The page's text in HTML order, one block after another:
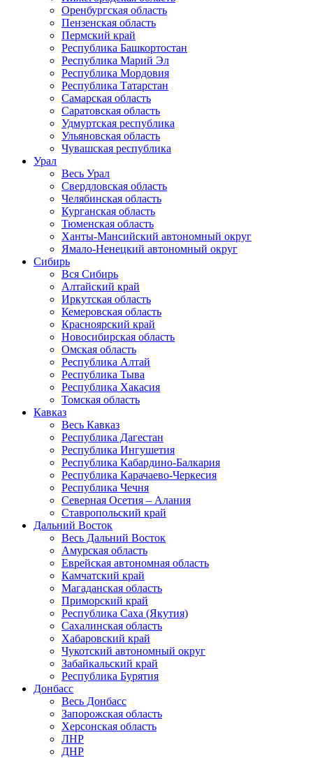
Оренбургская область
Пензенская область
Пермский край
Республика Башкортостан
Республика Марий Эл
Республика Мордовия
Республика Татарстан
Самарская область
Саратовская область
Удмуртская республика
Ульяновская область
Чувашская республика
Урал
Весь Урал
Свердловская область
Челябинская область
Курганская область
Тюменская область
Ханты-Мансийский автономный округ
Ямало-Ненецкий автономный округ
Сибирь
Вся Сибирь
Алтайский край
Иркутская область
Кемеровская область
Красноярский край
Новосибирская область
Омская область
Республика Алтай
Республика Тыва
Республика Хакасия
Томская область
Кавказ
Весь Кавказ
Республика Дагестан
Республика Ингушетия
Республика Кабардино-Балкария
Республика Карачаево-Черкесия
Республика Чечня
Северная Осетия – Алания
Ставропольский край
Дальний Восток
Весь Дальний Восток
Амурская область
Еврейская автономная область
Камчатский край
Магаданская область
Приморский край
Республика Саха (Якутия)
Сахалинская область
Хабаровский край
Чукотский автономный округ
Забайкальский край
Республика Бурятия
Донбасс
Весь Донбасс
Запорожская область
Херсонская область
ЛНР
ДНР